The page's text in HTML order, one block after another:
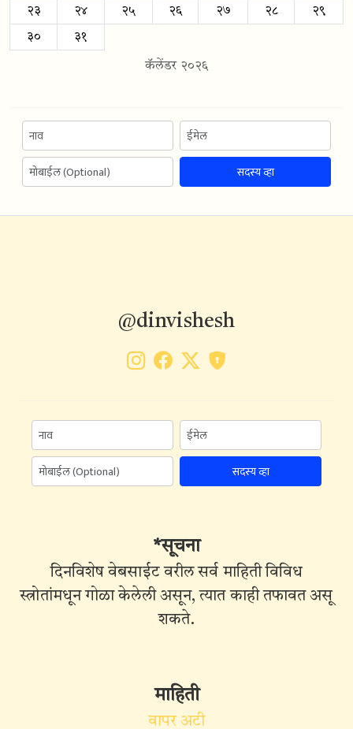
२३ २४ २५ २६ २७ २८ २९
३० ३१
कॅलेंडर २०२६
सदस्य व्हा
@dinvishesh
सदस्य व्हा
*सूचना
दिनविशेष वेबसाईट वरील सर्व माहिती विविध
स्त्रोतांमधून गोळा केलेली असून, त्यात काही तफावत असू
शकते.
माहिती
वापर अटी